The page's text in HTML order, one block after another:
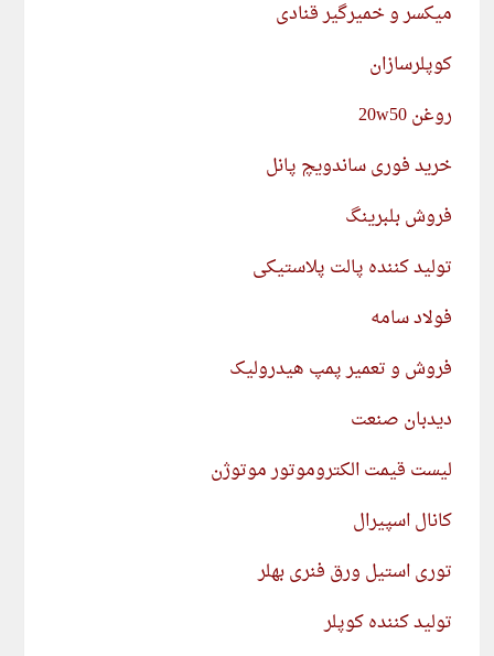
میکسر و خمیرگیر قنادی
کوپلرسازان
روغن 20w50
خرید فوری ساندویچ پانل
فروش بلبرینگ
تولید کننده پالت پلاستیکی
فولاد سامه
فروش و تعمیر پمپ هیدرولیک
دیدبان صنعت
لیست قیمت الکتروموتور موتوژن
کانال اسپیرال
توری استیل ورق فنری بهلر
تولید کننده کوپلر